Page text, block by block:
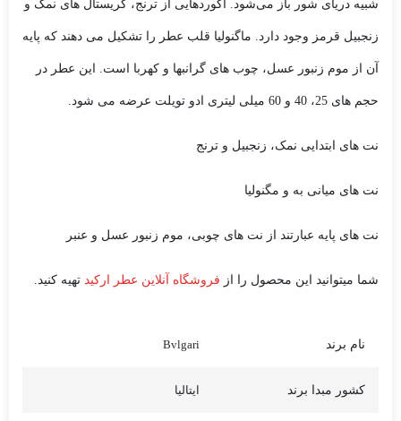
شبیه دریای شور باز می‌شود. آکوردهایی از ترنج، کریستال های نمک و
زنجبیل قرمز وجود دارد. ماگنولیا قلب عطر را تشکیل می دهند که پایه
آن از موم زنبور عسل، چوب های گرانبها و کهربا است. این عطر در
حجم های 25، 40 و 60 میلی لیتری ادو تویلت عرضه می شود.
نت های ابتدایی نمک، زنجبیل و ترنج
نت های میانی به و مگنولیا
نت های پایه عبارتند از نت های چوبی، موم زنبور عسل و عنبر
شما میتوانید این محصول را از فروشگاه آنلاین عطر ارکید تهیه کنید.
نام برند Bvlgari
کشور مبدا برند ایتالیا